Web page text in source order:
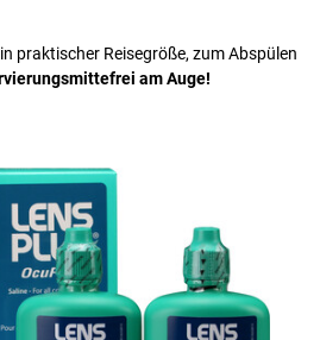
praktischer Reisegröße, zum Abspülen
am Auge!